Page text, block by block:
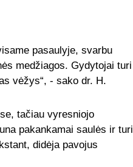
pasaulyje, svarbu
medžiagos. Gydytojai turi
vėžys“, - sako dr. H.
tačiau vyresniojo
pakankamai saulės ir turi
didėja pavojus